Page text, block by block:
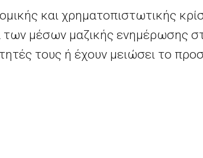
και χρηματοπιστωτικής
των μέσων μαζικής ενημέρωσης
τους ή έχουν μειώσει το